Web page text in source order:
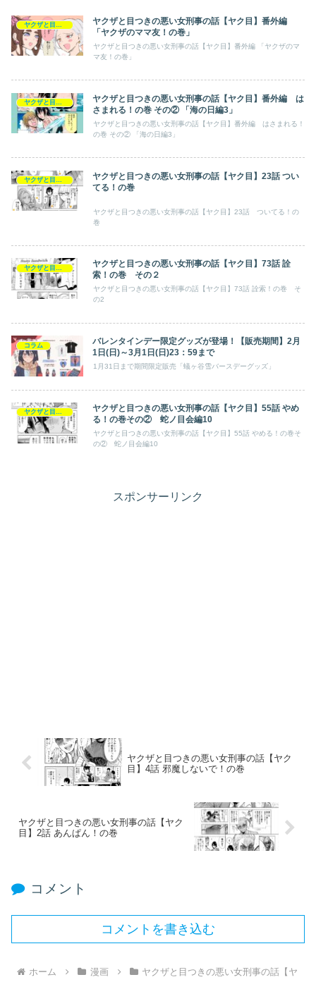
ヤクザと目つきの悪い女刑事の話【ヤク目】番外編
「ヤクザのママ友！の巻」
ヤクザと目つきの悪い女刑事の話【ヤク目】番外編 「ヤクザのマ
マ友！の巻」
ヤクザと目つきの悪い女刑事の話【ヤク目】番外編 は
さまれる！の巻 その② 「海の日編3」
ヤクザと目つきの悪い女刑事の話【ヤク目】番外編 はさまれる！
の巻 その② 「海の日編3」
ヤクザと目つきの悪い女刑事の話【ヤク目】23話 つい
てる！の巻​
ヤクザと目つきの悪い女刑事の話【ヤク目】23話 ついてる！の
巻
ヤクザと目つきの悪い女刑事の話【ヤク目】73話 詮
索！の巻 その２
ヤクザと目つきの悪い女刑事の話【ヤク目】73話 詮索！の巻 そ
の2
コラム
バレンタインデー限定グッズが登場！【販売期間】2月
1日(日)～3月1日(日)23：59まで
1月31日まで期間限定販売「蟻ヶ谷雪バースデーグッズ」
ヤクザと目つきの悪い女刑事の話【ヤク目】
ヤクザと目つきの悪い女刑事の話【ヤク目】55話 やめ
る！の巻その② 蛇ノ目会編10
ヤクザと目つきの悪い女刑事の話【ヤク目】55話 やめる！の巻そ
の② 蛇ノ目会編10
スポンサーリンク
ヤクザと目つきの悪い女刑事の話【ヤク
目】4話 邪魔しないで！の巻​
ヤクザと目つきの悪い女刑事の話【ヤク
目】2話 あんぱん！の巻​
コメント
コメントを書き込む
ホーム 漫画
ヤクザと目つきの悪い女刑事の話【ヤ